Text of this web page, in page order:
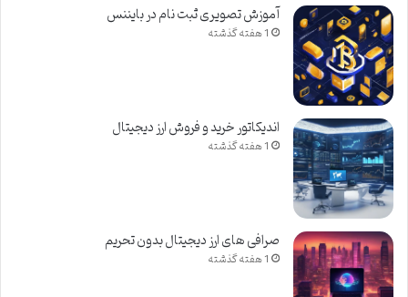
آموزش تصویری ثبت نام در بایننس
1 هفته گذشته
اندیکاتور خرید و فروش ارز دیجیتال
1 هفته گذشته
صرافی های ارز دیجیتال بدون تحریم
1 هفته گذشته